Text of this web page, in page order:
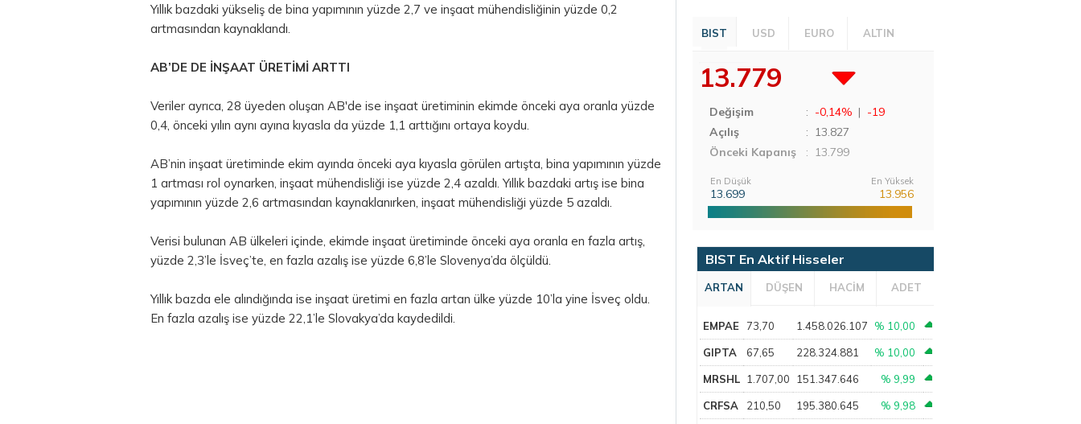
Yıllık bazdaki yükseliş de bina yapımının yüzde 2,7 ve inşaat mühendisliğinin yüzde 0,2
artmasından kaynaklandı.
AB’DE DE İNŞAAT ÜRETİMİ ARTTI
Veriler ayrıca, 28 üyeden oluşan AB'de ise inşaat üretiminin ekimde önceki aya oranla yüzde
0,4, önceki yılın aynı ayına kıyasla da yüzde 1,1 arttığını ortaya koydu.
AB’nin inşaat üretiminde ekim ayında önceki aya kıyasla görülen artışta, bina yapımının yüzde
1 artması rol oynarken, inşaat mühendisliği ise yüzde 2,4 azaldı. Yıllık bazdaki artış ise bina
yapımının yüzde 2,6 artmasından kaynaklanırken, inşaat mühendisliği yüzde 5 azaldı.
Verisi bulunan AB ülkeleri içinde, ekimde inşaat üretiminde önceki aya oranla en fazla artış,
yüzde 2,3’le İsveç’te, en fazla azalış ise yüzde 6,8’le Slovenya’da ölçüldü.
Yıllık bazda ele alındığında ise inşaat üretimi en fazla artan ülke yüzde 10’la yine İsveç oldu.
En fazla azalış ise yüzde 22,1’le Slovakya’da kaydedildi.
BIST USD EURO ALTIN
13.779
Değişim : -0,14% | -19
Açılış
: 13.827
Önceki Kapanış
: 13.799
En Düşük
13.699
En Yüksek
13.956
BIST En Aktif Hisseler
ARTAN DÜŞEN HACİM ADET
EMPAE 73,70 1.458.026.107 % 10,00
GIPTA 67,65 228.324.881 % 10,00
MRSHL 1.707,00 151.347.646 % 9,99
CRFSA 210,50 195.380.645 % 9,98